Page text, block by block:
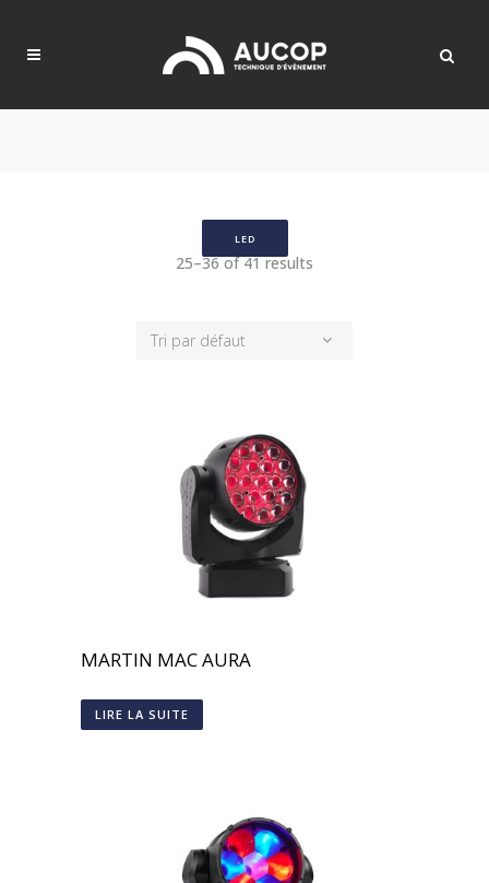
LED
25–36 of 41 results
Tri par défaut
MARTIN MAC AURA
LIRE LA SUITE